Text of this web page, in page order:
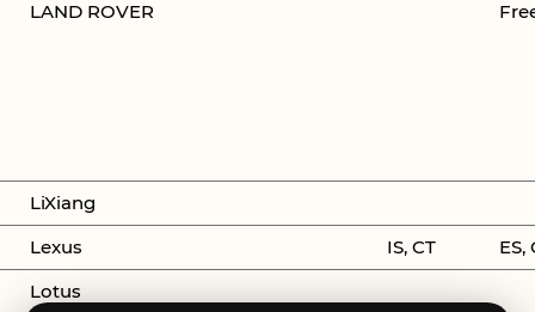
LAND ROVER
LiXiang
Lexus IS, CT ES,
Lotus